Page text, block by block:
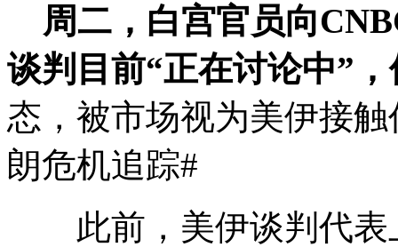
周二，白宫官员向
谈判目前“正在讨论中”
态，被市场视为美伊接
朗危机追踪#
此前，美伊谈判代表